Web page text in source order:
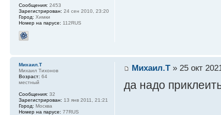
Сообщения: 2453
Зарегистрирован: 24 сен 2010, 23:20
Город: Химки
Номер на парусе: 112RUS
Михаил.Т» 25 окт
да надо
Михаил.Т
Михаил Тихонов
Возраст: 64
местный
Сообщения: 32
Зарегистрирован: 13 янв 2011, 21:21
Город: Москва
Номер на парусе: 77RUS